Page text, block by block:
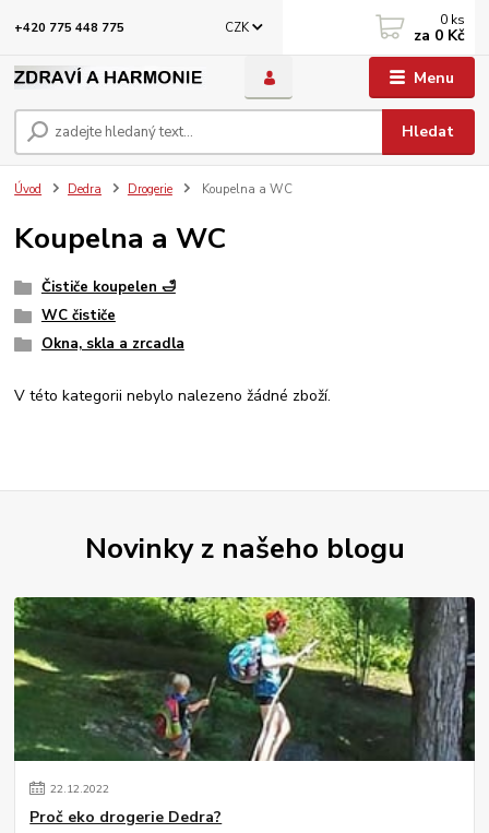
Menu
CZK
Hledat
+420 775 448 775 0 ks
za 0 Kč
Úvod Dedra Drogerie Koupelna a WC
Koupelna a WC
Čističe koupelen 🛁
WC čističe
Okna, skla a zrcadla
V této kategorii nebylo nalezeno žádné zboží.
Novinky z našeho blogu
22.12.2022
Proč eko drogerie Dedra?